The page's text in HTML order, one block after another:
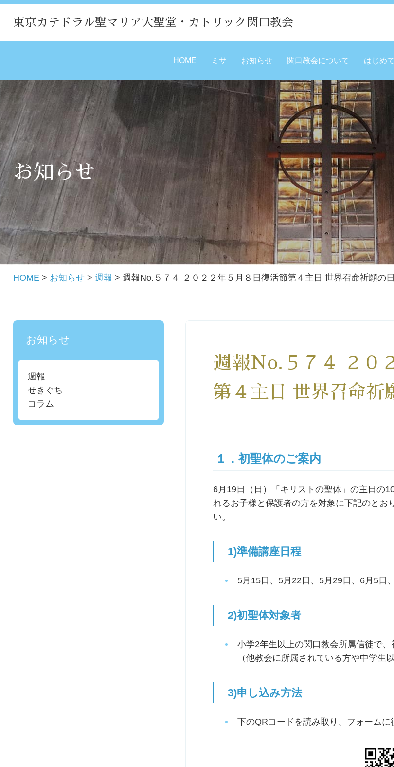
東京カテドラル聖マリア大聖堂・カトリック関口教会
HOME ミサ お知らせ 関口教会について はじめ
お知らせ
HOME > お知らせ > 週報 > 週報No.５７４ ２０２２年５月８日復活節第４主日 世界召命祈願の日
週報No.５７４ ２０
第４主日 世界召命祈
１．初聖体のご案内
6月19日（日）「キリストの聖体」の主日の
れるお子様と保護者の方を対象に下記のとお
い。
1)準備講座日程
5月15日、5月22日、5月29日、6月5日
2)初聖体対象者
小学2年生以上の関口教会所属信徒で、
（他教会に所属されている方や中学生
3)申し込み方法
下のQRコードを読み取り、フォームに
お知らせ
週報
せきぐち
コラム